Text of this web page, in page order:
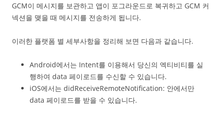
GCM이 메시지를 보관하고 앱이 포그라운드로 복귀하고 GCM 커
넥션을 맺을 때 메시지를 전송하게 됩니다.
이러한 플랫폼 별 세부사항을 정리해 보면 다음과 같습니다.
Android에서는 Intent를 이용해서 당신의 엑티비티를 실
행하여 data 페이로드를 수신할 수 있습니다.
iOS에서는 didReceiveRemoteNotification: 안에서만
data 페이로드를 받을 수 있습니다.